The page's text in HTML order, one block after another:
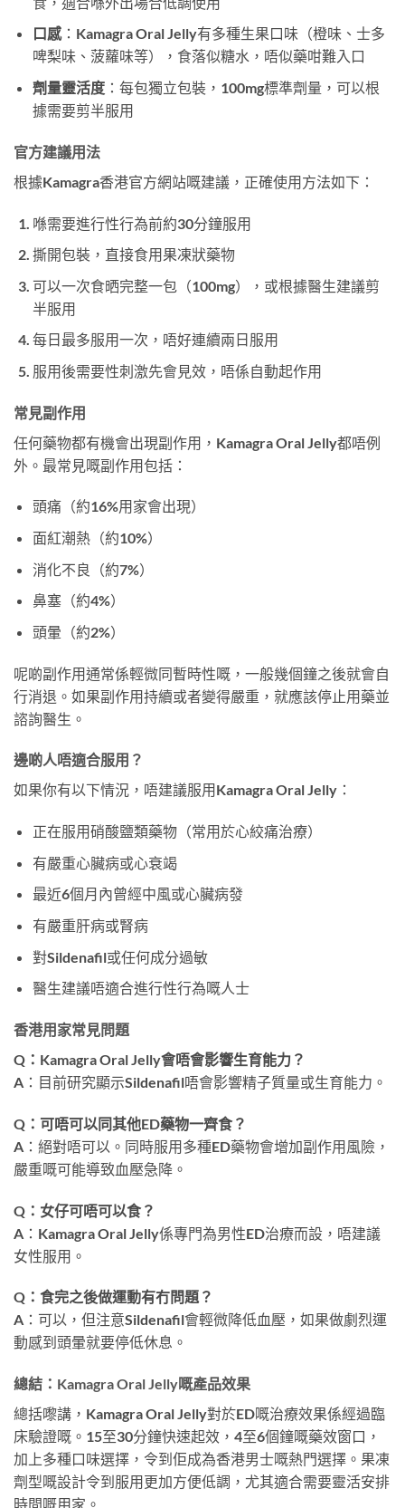
口感：Kamagra Oral Jelly有多種生果口味（橙味、士多
啤梨味、菠蘿味等），食落似糖水，唔似藥咁難入口
劑量靈活度：每包獨立包裝，100mg標準劑量，可以根
據需要剪半服用
官方建議用法
根據Kamagra香港官方網站嘅建議，正確使用方法如下：
喺需要進行性行為前約30分鐘服用
撕開包裝，直接食用果凍狀藥物
可以一次食晒完整一包（100mg），或根據醫生建議剪
半服用
每日最多服用一次，唔好連續兩日服用
服用後需要性刺激先會見效，唔係自動起作用
常見副作用
任何藥物都有機會出現副作用，Kamagra Oral Jelly都唔例
外。最常見嘅副作用包括：
頭痛（約16%用家會出現）
面紅潮熱（約10%）
消化不良（約7%）
鼻塞（約4%）
頭暈（約2%）
呢啲副作用通常係輕微同暫時性嘅，一般幾個鐘之後就會自
行消退。如果副作用持續或者變得嚴重，就應該停止用藥並
諮詢醫生。
邊啲人唔適合服用？
如果你有以下情況，唔建議服用Kamagra Oral Jelly：
正在服用硝酸鹽類藥物（常用於心絞痛治療）
有嚴重心臟病或心衰竭
最近6個月內曾經中風或心臟病發
有嚴重肝病或腎病
對Sildenafil或任何成分過敏
醫生建議唔適合進行性行為嘅人士
香港用家常見問題
Q：Kamagra Oral Jelly會唔會影響生育能力？
A：目前研究顯示Sildenafil唔會影響精子質量或生育能力。
Q：可唔可以同其他ED藥物一齊食？
A：絕對唔可以。同時服用多種ED藥物會增加副作用風險，
嚴重嘅可能導致血壓急降。
Q：女仔可唔可以食？
A：Kamagra Oral Jelly係專門為男性ED治療而設，唔建議
女性服用。
Q：食完之後做運動有冇問題？
A：可以，但注意Sildenafil會輕微降低血壓，如果做劇烈運
動感到頭暈就要停低休息。
總結：Kamagra Oral Jelly嘅產品效果
總括嚟講，Kamagra Oral Jelly對於ED嘅治療效果係經過臨
床驗證嘅。15至30分鐘快速起效，4至6個鐘嘅藥效窗口，
加上多種口味選擇，令到佢成為香港男士嘅熱門選擇。果凍
劑型嘅設計令到服用更加方便低調，尤其適合需要靈活安排
時間嘅用家。